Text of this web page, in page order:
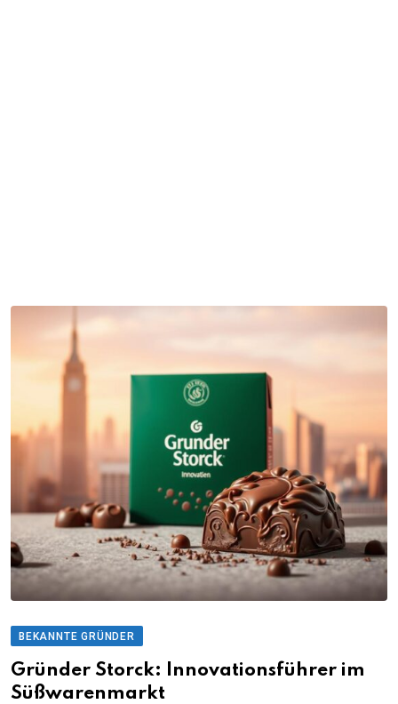
BEKANNTE GRÜNDER
Gründer Storck: Innovationsführer im
Süßwarenmarkt